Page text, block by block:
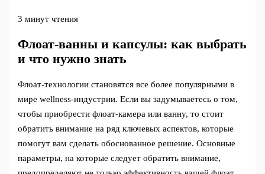
3 минут чтения
Флоат-ванны и капсулы: как выбрать
и что нужно знать
Флоат-технологии становятся все более популярными в
мире wellness-индустрии. Если вы задумываетесь о том,
чтобы приобрести флоат-камера или ванну, то стоит
обратить внимание на ряд ключевых аспектов, которые
помогут вам сделать обоснованное решение. Основные
параметры, на которые следует обратить внимание,